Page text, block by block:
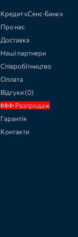
Кредит «Сенс-Банк»
Про нас
Доставка
Наші партнери
Співробітництво
Оплата
Відгуки (0)
ᐈᐈᐈ Разпродаж
Гарантія
Контакти